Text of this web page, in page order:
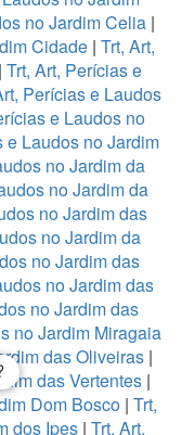
no Jardim Celia|
Cidade | Trt, Art,
| Trt, Art, Perícias e
Perícias e Laudos
e Laudos no
e Laudos no Jardim
no Jardim da
no Jardim da
no Jardim das
no Jardim da
no Jardim das
no Jardim das
no Jardim das
no Jardim Miragaia
das Oliveiras|
das Vertentes|
Dom Bosco| Trt,
dos Ipes | Trt, Art,